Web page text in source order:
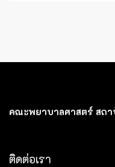
คณะพยาบาลศาสตร์ สถ
ติดต่อเรา